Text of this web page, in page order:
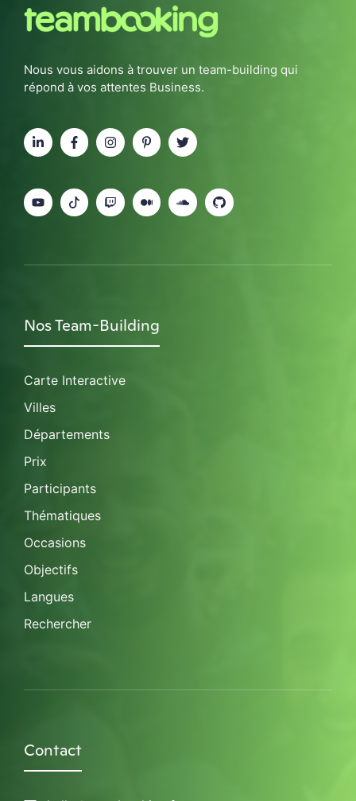
Nous vous aidons à trouver un team-building qui
répond à vos attentes Business.
Nos Team-Building
Carte Interactive
Villes
Départements
Prix
Participants
Thématiques
Occasions
Objectifs
Langues
Rechercher
Contact